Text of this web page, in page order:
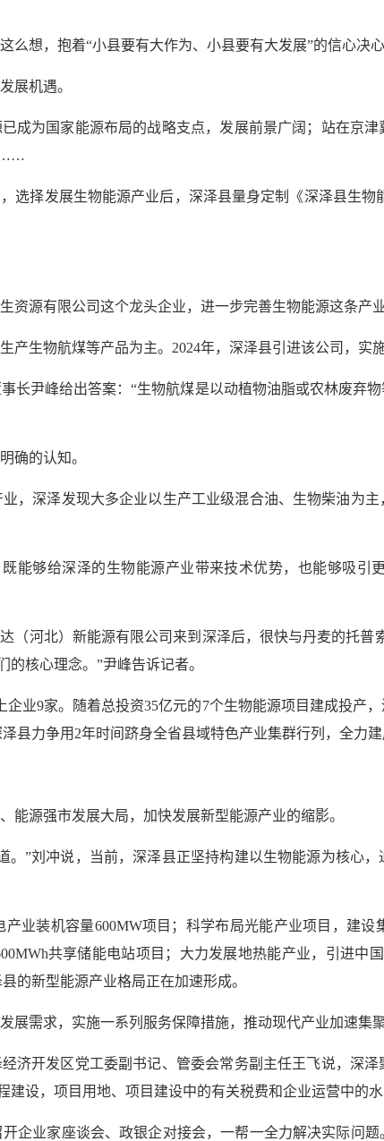
想，抱着“小县要有大作为、小县要有大发展”的信心决
展机遇。
成为国家能源布局的战略支点，发展前景广阔；站在京
……
选择发展生物能源产业后，深泽县量身定制《深泽县生
源有限公司这个龙头企业，进一步完善生物能源这条产业
生物航煤等产品为主。2024年，深泽县引进该公司，实
长尹峰给出答案：“生物航煤是以动植物油脂或农林废弃
确的认知。
，深泽发现大多企业以生产工业级混合油、生物柴油为
能够给深泽的生物能源产业带来技术优势，也能够吸引
（河北）新能源有限公司来到深泽后，很快与丹麦的托
核心理念。”尹峰告诉记者。
业9家。随着总投资35亿元的7个生物能源项目建成投产
县力争用2年时间跻身全省县域特色产业集群行列，全力
源强市发展大局，加快发展新型能源产业的缩影。
”刘冲说，当前，深泽县正坚持构建以生物能源为核心
业装机容量600MW项目；科学布局光能产业项目，建
共享储能电站项目；大力发展地热能产业，引进
的新型能源产业格局正在加速形成。
需求，实施一系列服务保障措施，推动现代产业加速集聚
济开发区党工委副书记、管委会常务副主任王飞说，深
设，项目用地、项目建设中的有关税费和企业运营中的
企业家座谈会、政银企对接会，一帮一全力解决实际问